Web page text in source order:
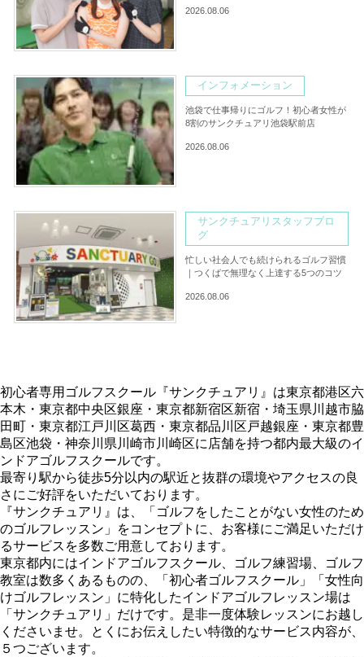
2026.08.06
インフォメーション
池袋で仕事帰りにゴルフ！初心者女性が
8割のサンクチュアリ池袋駅前店
2026.08.06
サンクチュアリスタッフブロ
グ
忙しい社会人でも続けられるゴルフ習慣
｜つくばで無理なく上達する5つのコツ
2026.08.06
初心者専用ゴルフスクール『サンクチュアリ』は東京都港区六
本木・東京都中央区銀座・東京都新宿区新宿・埼玉県川越市脇
田町・東京都江戸川区葛西・東京都品川区戸越銀座・東京都豊
島区池袋・神奈川県川崎市川崎区に店舗を持つ都内最大級のイ
ンドアゴルフスクールです。
最寄り駅から徒歩5分以内の駅近と抜群の環境やアクセスの良
さにご好評をいただいております。
『サンクチュアリ』は、「ゴルフをしたことがない女性のため
のゴルフレッスン」をコンセプトに、お客様にご満足いただけ
るサービスを多数ご用意しております。
東京都内にはインドアゴルフスクール、ゴルフ練習場、ゴルフ
教室は数多くあるものの、「初心者ゴルフスクール」「女性向
けゴルフレッスン」に特化したインドアゴルフレッスン場は
「サンクチュアリ」だけです。是非一度体験レッスンにお越し
くださいませ。とくにお伝えしたい特徴的なサービス内容が、
５つございます。